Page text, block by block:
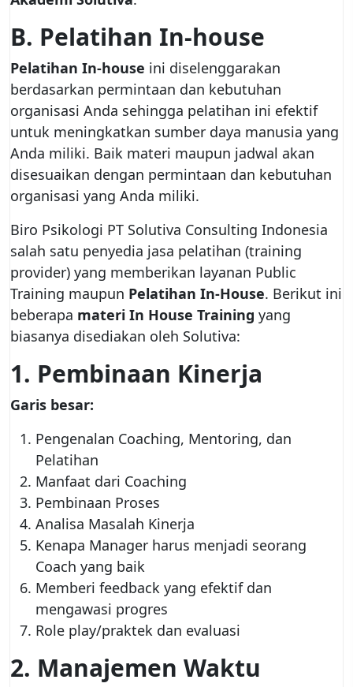
B. Pelatihan In-house
Pelatihan In-house ini diselenggarakan
berdasarkan permintaan dan kebutuhan
organisasi Anda sehingga pelatihan ini efektif
untuk meningkatkan sumber daya manusia yang
Anda miliki. Baik materi maupun jadwal akan
disesuaikan dengan permintaan dan kebutuhan
organisasi yang Anda miliki.
Biro Psikologi PT Solutiva Consulting Indonesia
salah satu penyedia jasa pelatihan (training
provider) yang memberikan layanan Public
Training maupun Pelatihan In-House. Berikut ini
beberapa materi In House Training yang
biasanya disediakan oleh Solutiva:
1. Pembinaan Kinerja
Garis besar:
Pengenalan Coaching, Mentoring, dan
Pelatihan
Manfaat dari Coaching
Pembinaan Proses
Analisa Masalah Kinerja
Kenapa Manager harus menjadi seorang
Coach yang baik
Memberi feedback yang efektif dan
mengawasi progres
Role play/praktek dan evaluasi
2. Manajemen Waktu